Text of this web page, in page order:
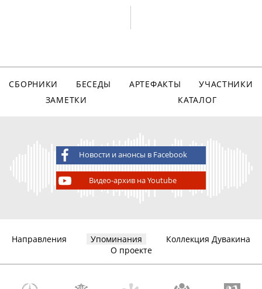
СБОРНИКИ БЕСЕДЫ АРТЕФАКТЫ
УЧАСТНИКИ
ЗАМЕТКИ
КАТАЛОГ
Новости и анонсы в Facebook
Видео-архив на Youtube
Направления Упоминания
Коллекция Дувакина
О проекте